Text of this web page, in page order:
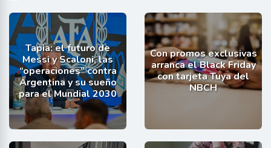
Tapia: el futuro de
Messi y Scaloni, las
“operaciones” contra
Argentina y su sueño
para el Mundial 2030
Con promos exclusivas
arranca el Black Friday
con tarjeta Tuya del
NBCH